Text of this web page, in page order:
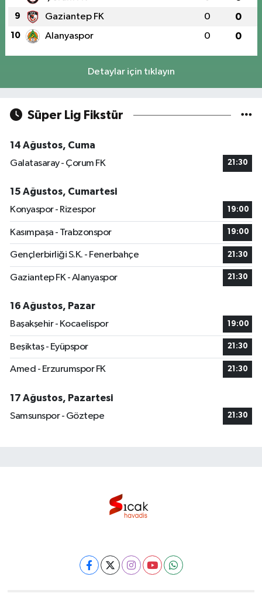
9 Gaziantep FK 0 0
10 Alanyaspor 0 0
Detaylar için tıklayın
Süper Lig Fikstür
14 Ağustos, Cuma
Galatasaray - Çorum FK
21:30
15 Ağustos, Cumartesi
Konyaspor - Rizespor
19:00
Kasımpaşa - Trabzonspor 19:00
Gençlerbirliği S.K. - Fenerbahçe 21:30
Gaziantep FK - Alanyaspor 21:30
16 Ağustos, Pazar
Başakşehir - Kocaelispor
19:00
Beşiktaş - Eyüpspor 21:30
Amed - Erzurumspor FK 21:30
17 Ağustos, Pazartesi
Samsunspor - Göztepe
21:30